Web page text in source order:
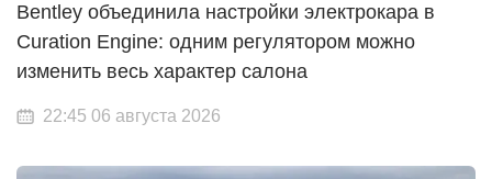
Bentley объединила настройки электрокара в
Curation Engine: одним регулятором можно
изменить весь характер салона
22:45 06 августа 2026